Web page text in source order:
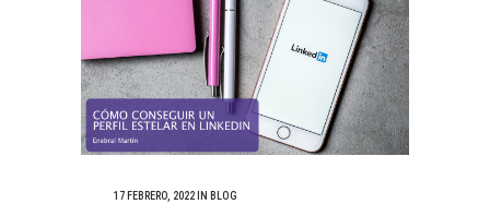
17 FEBRERO, 2022 IN BLOG